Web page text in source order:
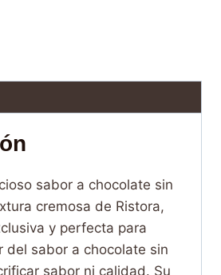
sabor a chocolate sin
cremosa de Ristora,
y perfecta para
del sabor a chocolate sin
sabor ni calidad. Su